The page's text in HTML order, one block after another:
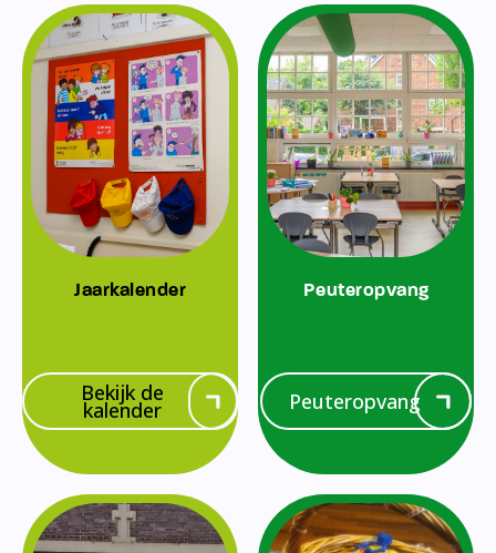
Jaarkalender
Bekijk de
kalender
Peuteropvang
Peuteropvang